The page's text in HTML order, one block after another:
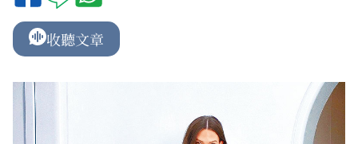
收聽文章